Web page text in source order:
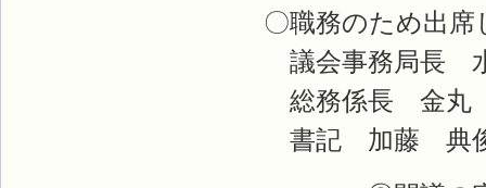
〇職務のため出席
議会事務局長
総務係長 金
書記 加藤 典